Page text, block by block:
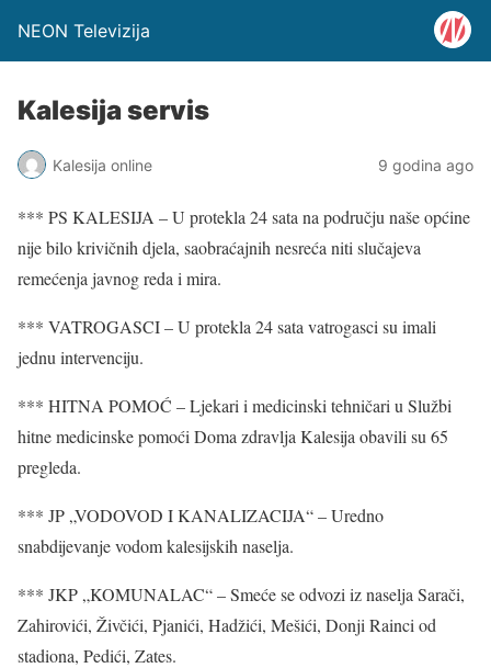
NEON Televizija
Kalesija servis
Kalesija online 9 godina ago
*** PS KALESIJA – U protekla 24 sata na području naše općine
nije bilo krivičnih djela, saobraćajnih nesreća niti slučajeva
remećenja javnog reda i mira.
*** VATROGASCI – U protekla 24 sata vatrogasci su imali
jednu intervenciju.
*** HITNA POMOĆ – Ljekari i medicinski tehničari u Službi
hitne medicinske pomoći Doma zdravlja Kalesija obavili su 65
pregleda.
*** JP „VODOVOD I KANALIZACIJA“ – Uredno
snabdijevanje vodom kalesijskih naselja.
*** JKP „KOMUNALAC“ – Smeće se odvozi iz naselja Sarači,
Zahirovići, Živčići, Pjanići, Hadžići, Mešići, Donji Rainci od
stadiona, Pedići, Zates.